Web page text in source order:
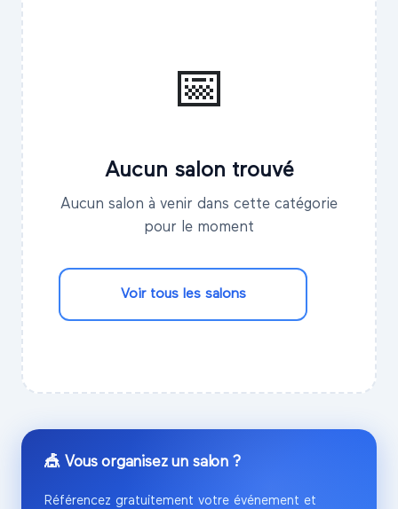
📅
Aucun salon trouvé
Aucun salon à venir dans cette catégorie
pour le moment
Voir tous les salons
🎪 Vous organisez un salon ?
Référencez gratuitement votre événement et